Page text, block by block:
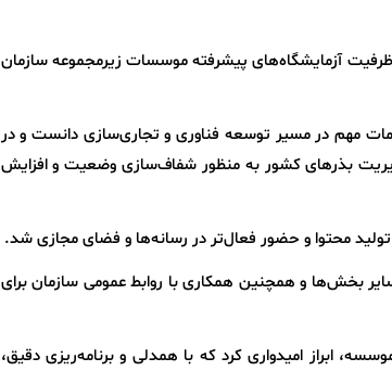
ظرفیت آزمایشگاه‌های پیشرفته موسسات زیرمجموعه سازمان
مهم در مسیر توسعه فناوری و تجاری‌سازی دانست و در
بذرهای کشور به منظور شفاف‌سازی وضعیت و افزایش
محتوا و حضور فعال‌تر در رسانه‌ها و فضای مجازی شد.
بخش‌ها و همچنین همکاری با روابط عمومی سازمان برای
ابراز امیدواری کرد که با همدلی و برنامه‌ریزی دقیق،